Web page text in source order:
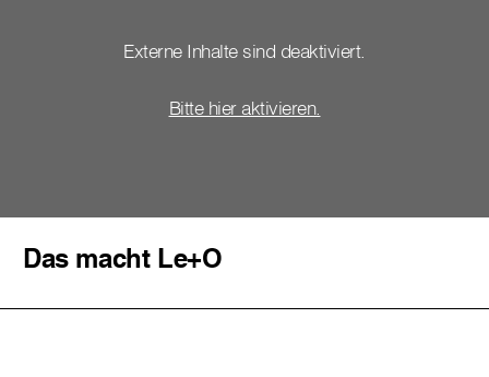
Externe Inhalte sind deaktiviert.
Bitte hier aktivieren.
Das macht Le+O